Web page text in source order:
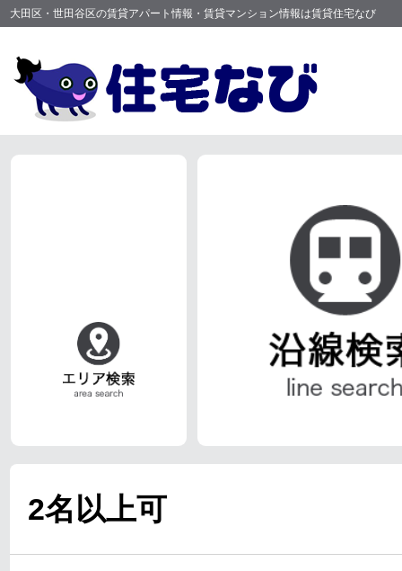
大田区・世田谷区の賃貸アパート情報・賃貸マンション情報は賃貸住宅なび
2名以上可